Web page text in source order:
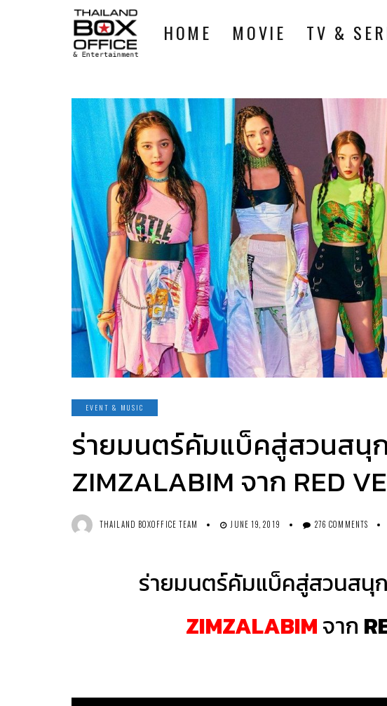
HOME MOVIE TV &
EVENT & MUSIC
ร่ายมนตร์คัมแบ็คสู่สวนสนุ
ZIMZALABIM จาก RED
THAILAND BOXOFFICE TEAM JUNE 19, 2019 276 COMMENTS
ร่ายมนตร์คัมแบ็คสู่สวนสนุ
ZIMZALABIMจาก